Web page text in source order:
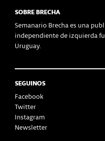
SOBRE BRECHA
Semanario Brecha es una
independiente de izquierda
Uruguay.
SEGUINOS
Facebook
Twitter
Instagram
Newsletter